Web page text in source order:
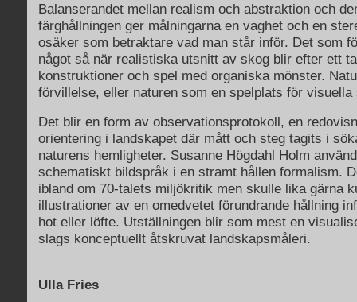
Balanserandet mellan realism och abstraktion och
färghållningen ger målningarna en vaghet och en
osäker som betraktare vad man står inför. Det som
något så när realistiska utsnitt av skog blir efter ett
konstruktioner och spel med organiska mönster.
förvillelse, eller naturen som en spelplats för visuella
Det blir en form av observationsprotokoll, en
orientering i landskapet där mått och steg tagits i
naturens hemligheter. Susanne Högdahl Holm
schematiskt bildspråk i en stramt hållen formalism.
ibland om 70-talets miljökritik men skulle lika gärna
illustrationer av en omedvetet förundrande hållning
hot eller löfte. Utställningen blir som mest en
slags konceptuellt åtskruvat landskapsmåleri.
Ulla Fries